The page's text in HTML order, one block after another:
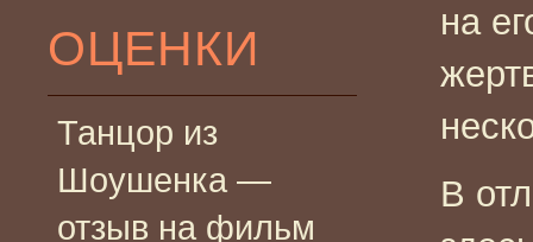
ОЦЕНКИ
Танцор из
Шоушенка —
отзыв на фильм
на
В